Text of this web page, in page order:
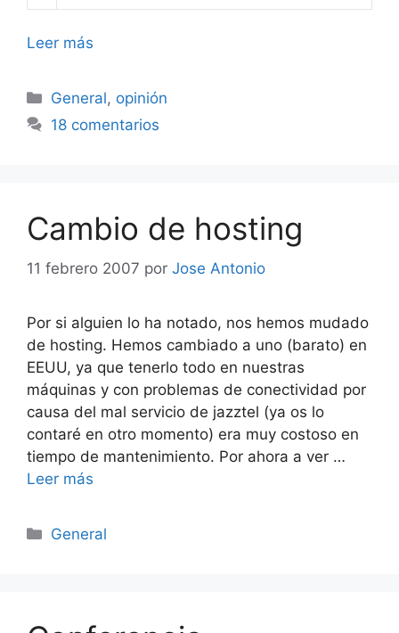
Leer más
Categorías
General, opinión
18 comentarios
Cambio de hosting
11 febrero 2007 por Jose Antonio
Por si alguien lo ha notado, nos hemos mudado
de hosting. Hemos cambiado a uno (barato) en
EEUU, ya que tenerlo todo en nuestras
máquinas y con problemas de conectividad por
causa del mal servicio de jazztel (ya os lo
contaré en otro momento) era muy costoso en
tiempo de mantenimiento. Por ahora a ver …
Leer más
Categorías
General